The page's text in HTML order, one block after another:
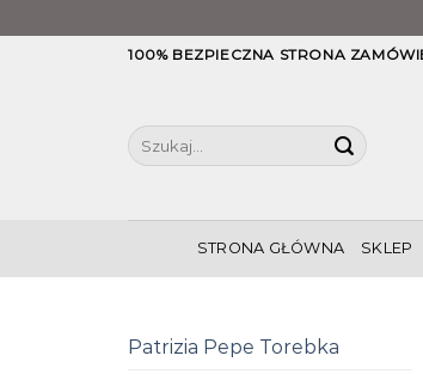
100% BEZPIECZNA STRONA
Szukaj:
STRONA GŁÓWNA SKLEP
Patrizia Pepe Torebka